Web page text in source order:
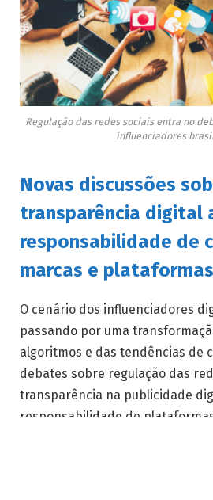
Regulação das redes sociais entra no
influenciadores
Novas discussões
transparência digital
responsabilidade de
marcas e
O cenário dos influenciadores
passando por uma
algoritmos e das tendências de
debates sobre regulação das
transparência na publicidade
responsabilidade de